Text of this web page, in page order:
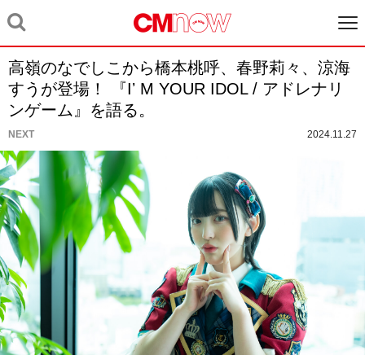
高嶺のなでしこから橋本桃呼、春野莉々、涼海
すうが登場！ 『Iʼ M YOUR IDOL / アドレナリ
ンゲーム』を語る。
NEXT 2024.11.27